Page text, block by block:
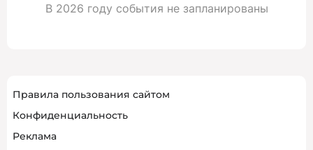
В 2026 году события не запланированы
Правила пользования сайтом
Конфиденциальность
Реклама